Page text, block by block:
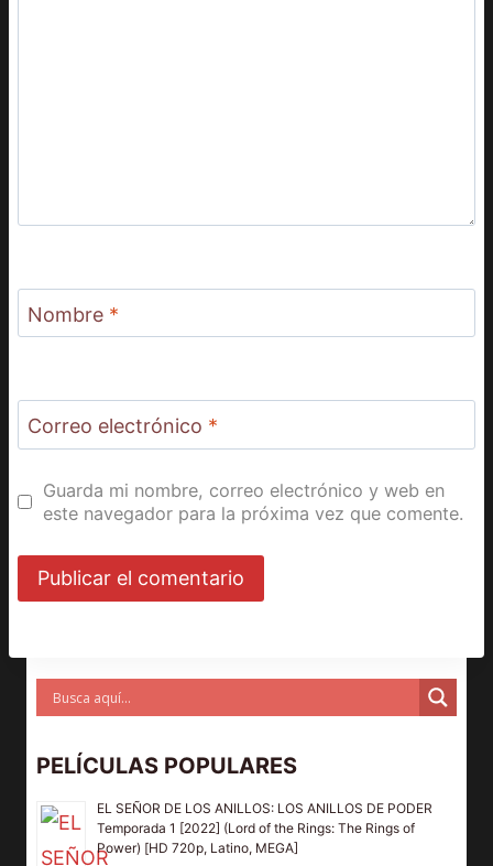
Nombre *
Correo electrónico *
Guarda mi nombre, correo electrónico y web en
este navegador para la próxima vez que comente.
PELÍCULAS POPULARES
EL SEÑOR DE LOS ANILLOS: LOS ANILLOS DE PODER
Temporada 1 [2022] (Lord of the Rings: The Rings of
Power) [HD 720p, Latino, MEGA]